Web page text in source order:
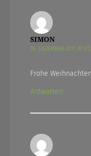
SIMON
24. DEZEMBER 2011 AT
Frohe
Antworten